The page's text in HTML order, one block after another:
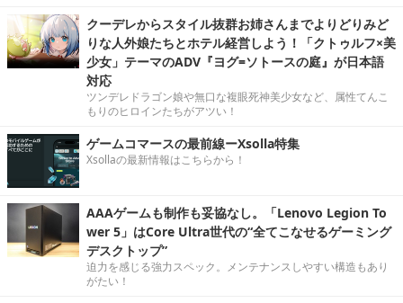
クーデレからスタイル抜群お姉さんまでよりどりみど
りな人外娘たちとホテル経営しよう！「クトゥルフ×美
少女」テーマのADV『ヨグ=ソトースの庭』が日本語
対応
ツンデレドラゴン娘や無口な複眼死神美少女など、属性てんこ
もりのヒロインたちがアツい！
ゲームコマースの最前線ーXsolla特集
Xsollaの最新情報はこちらから！
AAAゲームも制作も妥協なし。「Lenovo Legion To
wer 5」はCore Ultra世代の“全てこなせるゲーミング
デスクトップ”
迫力を感じる強力スペック。メンテナンスしやすい構造もあり
がたい！